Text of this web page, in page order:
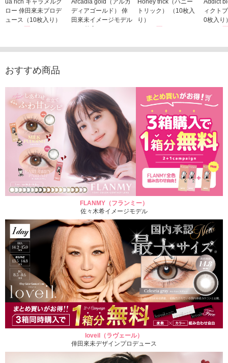
ua rich キャラメルグ
ロー 倖田來未プロデ
ュース（10枚入り）
Arcadia gold（アルカ
ディアゴールド） 倖
田來未イメージモデル
（10枚入り）
Honey trick（ハニー
トリック） （10枚入
り）
Addict
ィクト
0枚入り
おすすめ商品
FLANMY（フランミー）
佐々木希イメージモデル
loveil（ラヴェール）
倖田來未デザインプロデュース